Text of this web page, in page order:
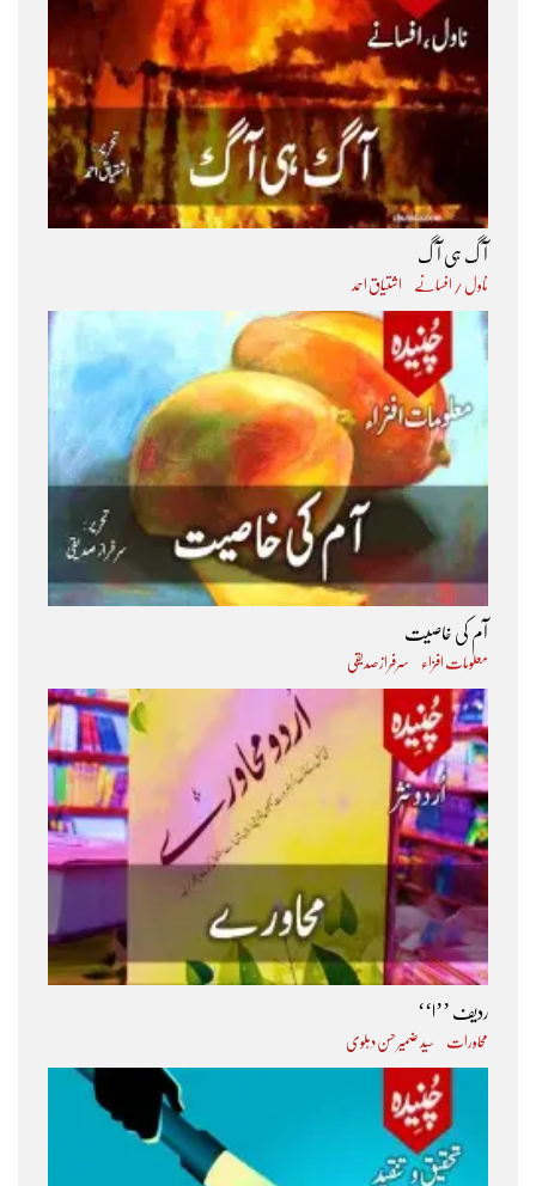
آگ ہی آگ
ناول / افسانے اشتیاق احمد
آم کی خاصیت
معلومات افزاء سرفراز صدیقی
ردیف ’’ا‘‘
محاورات سید ضمیر حسن دہلوی